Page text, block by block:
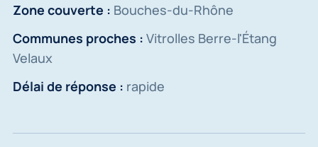
Zone couverte : Bouches-du-Rhône
Communes proches : Vitrolles Berre-l'Étang
Velaux
Délai de réponse : rapide